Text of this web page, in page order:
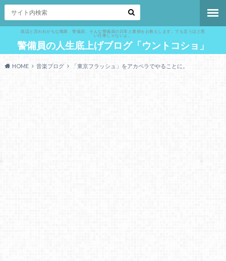
底辺と言われがちな職業、警備員。そんな警備員の日常と裏側をお教えします。でも言うほど悪
い仕事じゃないよ。
警備員の人生底上げブログ「ウントコショ」
HOME 音楽ブログ 「東京フラッシュ」をアカペラでやることに。